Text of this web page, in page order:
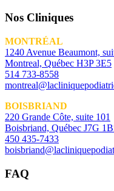
Nos Cliniques
MONTRÉAL
1240 Avenue Beaumont,
Montreal, Québec H3P 3E5
514 733-8558
BOISBRIAND
220 Grande Côte, suite 101
Boisbriand, Québec J7G
450 435-7433
FAQ